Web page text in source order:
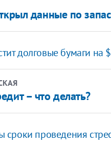
данные по
долговые бумаги на
– что делать?
сроки проведения